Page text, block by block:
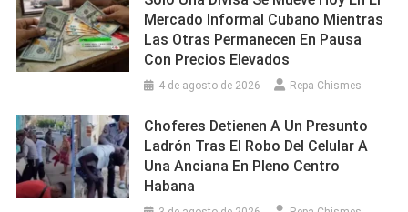
Mercado Informal Cubano Mientras
Las Otras Permanecen En Pausa
Con Precios Elevados
4 de agosto de 2026 Repa Chismes
Choferes Detienen A Un Presunto
Ladrón Tras El Robo Del Celular A
Una Anciana En Pleno Centro
Habana